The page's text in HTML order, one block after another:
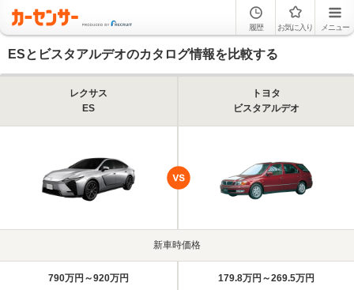
履歴 お気に入り メニュー
ESとビスタアルデオのカタログ情報を比較する
レクサス
ES
トヨタ
ビスタアルデオ
新車時価格
790万円～920万円 179.8万円～269.5万円